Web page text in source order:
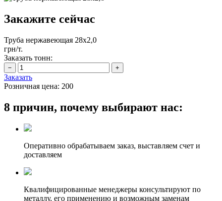
Закажите сейчас
Труба нержавеющая 28х2,0
грн/т.
Заказать тонн:
Заказать
Розничная цена: 200
8 причин, почему выбирают нас:
Оперативно обрабатываем заказ, выставляем счет и
доставляем
Квалифицированные менеджеры консультируют по
металлу, его применению и возможным заменам